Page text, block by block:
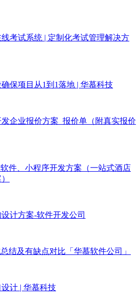
考试系统 | 定制化考试管理解决方
保项目从1到1落地 | 华慕科技
企业报价方案_报价单（附真实报价
件、小程序开发方案（一站式酒店
计方案-软件开发公司
结及有缺点对比「华慕软件公司」
计 | 华慕科技